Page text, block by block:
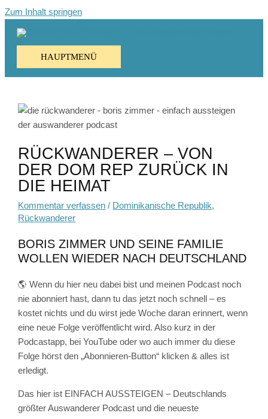
Zum Inhalt springen
HAUPTMENÜ
RÜCKWANDERER – VON
DER DOM REP ZURÜCK IN
DIE HEIMAT
Kommentar verfassen / Dominikanische Republik,
Rückwanderer
BORIS ZIMMER UND SEINE FAMILIE
WOLLEN WIEDER NACH DEUTSCHLAND
🌎 Wenn du hier neu dabei bist und meinen Podcast noch
nie abonniert hast, dann tu das jetzt noch schnell – es
kostet nichts und du wirst jede Woche daran erinnert, wenn
eine neue Folge veröffentlicht wird. Also kurz in der
Podcastapp, bei YouTube oder wo auch immer du diese
Folge hörst den „Abonnieren-Button“ klicken & alles ist
erledigt.
Das hier ist EINFACH AUSSTEIGEN – Deutschlands
größter Auswanderer Podcast und die neueste